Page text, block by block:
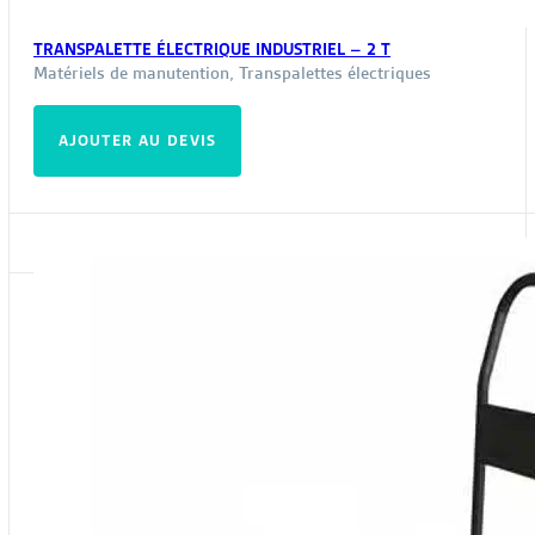
TRANSPALETTE ÉLECTRIQUE INDUSTRIEL – 2 T
Matériels de manutention, Transpalettes électriques
AJOUTER AU DEVIS